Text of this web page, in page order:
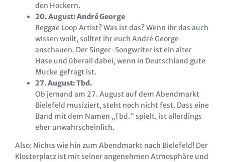
den Hockern.
20. August: André George
Reggae Loop Artist? Was ist das? Wenn ihr das auch
wissen wollt, solltet ihr euch André George
anschauen. Der Singer-Songwriter ist ein alter
Hase und überall dabei, wenn in Deutschland gute
Mucke gefragt ist.
27. August: Tbd.
Ob jemand am 27. August auf dem Abendmarkt
Bielefeld musiziert, steht noch nicht fest. Dass eine
Band mit dem Namen „Tbd.“ spielt, ist allerdings
eher unwahrscheinlich.
Also: Nichts wie hin zum Abendmarkt nach Bielefeld! Der
Klosterplatz ist mit seiner angenehmen Atmosphäre und